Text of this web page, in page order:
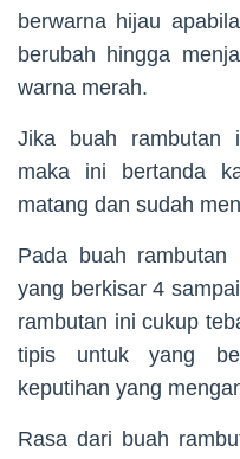
berwarna hijau
berubah hingga
warna merah.
Jika buah rambutan
maka ini bertanda
matang dan sudah
Pada buah rambutan
yang berkisar 4
rambutan ini cukup
tipis untuk yang
keputihan yang
Rasa dari buah